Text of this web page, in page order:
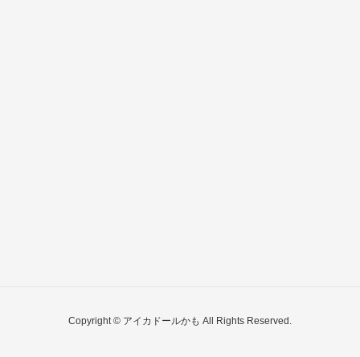
Copyright © アイカドールかも All Rights Reserved.